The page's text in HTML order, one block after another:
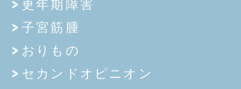
更年期障害
子宮筋腫
おりもの
セカンドオピニオン